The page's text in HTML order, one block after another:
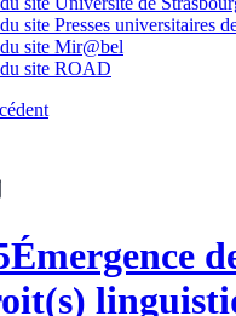
Émergence